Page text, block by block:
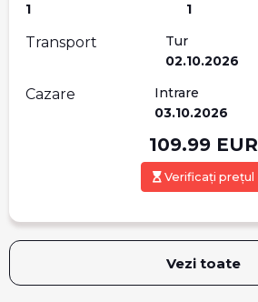
1
1
Transport
Tur
02.10.2026
Cazare
Intrare
03.10.2026
109.99 EUR
Verificați prețul
Vezi toate